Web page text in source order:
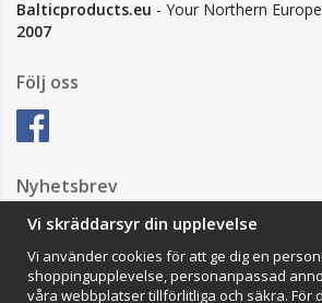
Balticproducts.eu - Your Northern
2007
Följ oss
Nyhetsbrev
Vi skräddarsyr din upplevelse
Vi använder cookies för att ge dig en
shoppingupplevelse, personanpassad
våra webbplatser tillförlitliga och säkra. För